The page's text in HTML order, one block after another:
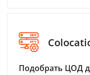
Подобрать ЦОД